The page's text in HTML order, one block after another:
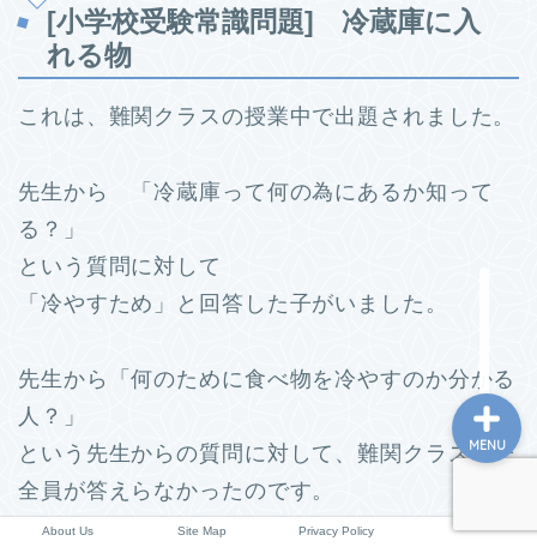
[小学校受験常識問題] 冷蔵庫に入
れる物
これは、難関クラスの授業中で出題されました。
先生から 「冷蔵庫って何の為にあるか知って
る？」
という質問に対して
「冷やすため」と回答した子がいました。
先生から「何のために食べ物を冷やすのか分かる
人？」
という先生からの質問に対して、難関クラスの子
全員が答えらなかったのです。
About Us Site Map Privacy Policy
MENU
小学校情報
所長コラム
About Us